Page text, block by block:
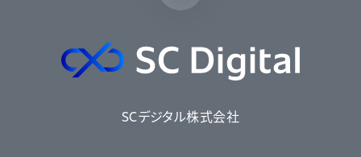
SCデジタル株式会社